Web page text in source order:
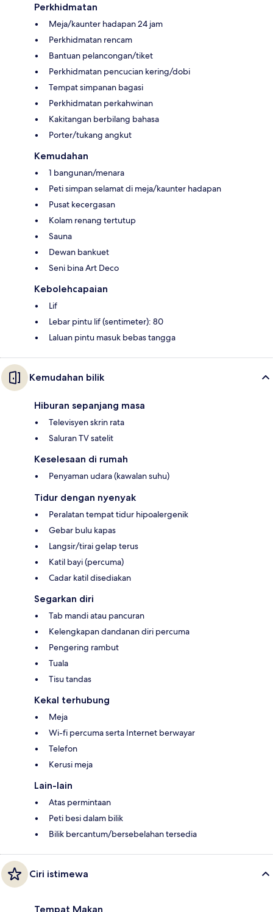
Perkhidmatan
Meja/kaunter hadapan 24 jam
Perkhidmatan rencam
Bantuan pelancongan/tiket
Perkhidmatan pencucian kering/dobi
Tempat simpanan bagasi
Perkhidmatan perkahwinan
Kakitangan berbilang bahasa
Porter/tukang angkut
Kemudahan
1 bangunan/menara
Peti simpan selamat di meja/kaunter hadapan
Pusat kecergasan
Kolam renang tertutup
Sauna
Dewan bankuet
Seni bina Art Deco
Kebolehcapaian
Lif
Lebar pintu lif (sentimeter): 80
Laluan pintu masuk bebas tangga
Kemudahan bilik
Hiburan sepanjang masa
Televisyen skrin rata
Saluran TV satelit
Keselesaan di rumah
Penyaman udara (kawalan suhu)
Tidur dengan nyenyak
Peralatan tempat tidur hipoalergenik
Gebar bulu kapas
Langsir/tirai gelap terus
Katil bayi (percuma)
Cadar katil disediakan
Segarkan diri
Tab mandi atau pancuran
Kelengkapan dandanan diri percuma
Pengering rambut
Tuala
Tisu tandas
Kekal terhubung
Meja
Wi-fi percuma serta Internet berwayar
Telefon
Kerusi meja
Lain-lain
Atas permintaan
Peti besi dalam bilik
Bilik bercantum/bersebelahan tersedia
Ciri istimewa
Tempat Makan